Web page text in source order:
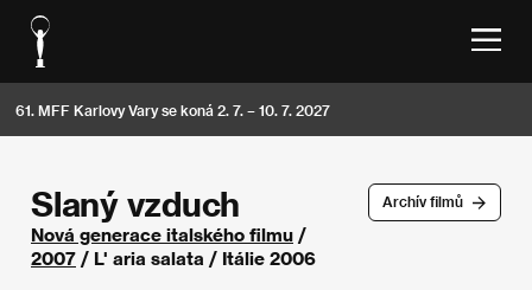
61. MFF Karlovy Vary se koná 2. 7. – 10. 7. 2027
Archív filmů
Slaný vzduch
Nová generace italského filmu /
2007 / L' aria salata / Itálie 2006